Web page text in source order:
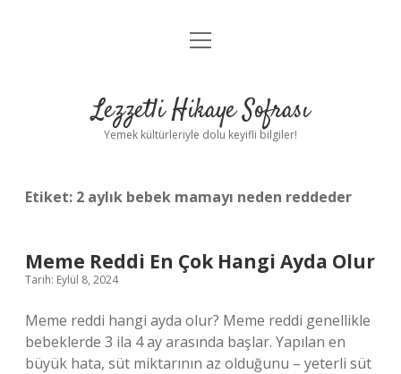
Anasayfa
Yasal Uyarı
menüyü
Lezzetli Hikaye Sofrası
Yemek kültürleriyle dolu keyifli bilgiler!
Etiket: 2 aylık bebek mamayı neden reddeder
Meme Reddi En Çok Hangi Ayda Olur
Tarih: Eylül 8, 2024
Meme reddi hangi ayda olur? Meme reddi genellikle
bebeklerde 3 ila 4 ay arasında başlar. Yapılan en
büyük hata, süt miktarının az olduğunu – yeterli süt